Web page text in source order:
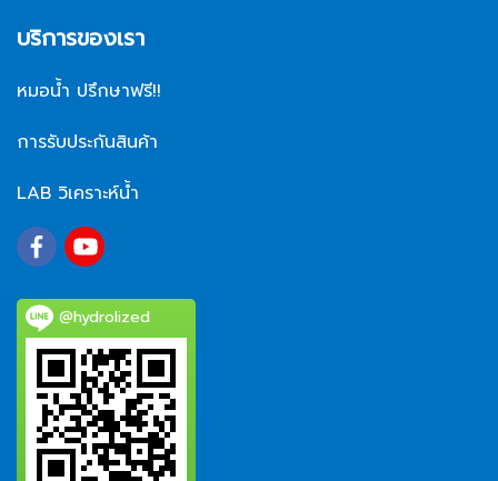
บริการของเรา
หมอน้ำ ปรึกษาฟรี!!
การรับประกันสินค้า
LAB วิเคราะห์น้ำ
@hydrolized